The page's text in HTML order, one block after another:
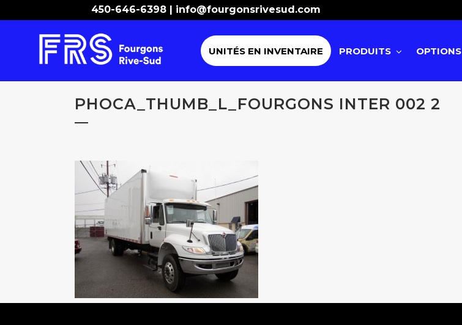
450-646-6398 | info@fourgonsrivesud.com
UNITÉS EN INVENTAIRE PRODUITS OPTIONS
PHOCA_THUMB_L_FOURGONS INTER 002 2